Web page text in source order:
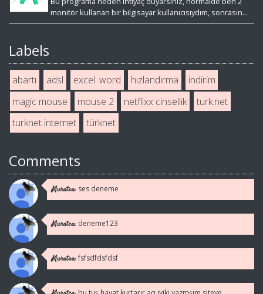
monitör kullanan bir bilgisayar kullanıcısıydım, sonrasın...
Labels
abartı adsl excel. word hızlandırma
indirim
magic mouse
mouse 2 netflixx cinsellik
turk.net
turknet internet
türknet
Comments
Muratca: ses deneme
Muratca: deneme123
Muratca:fsfsdfdsfdsf